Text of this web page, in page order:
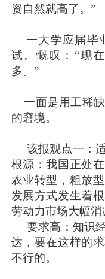
资自然就高了。”
一大学应届毕
试。慨叹：“现
多。”
一面是用工稀缺
的窘境。
该报观点一：适
根源：我国正处
农业转型，粗放
发展方式发生着
劳动力市场大幅消
要求高：知识经
达，要在这样的
不行的。